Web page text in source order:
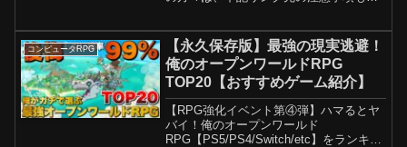
コンピュータRPG
【永久保存版】最強の現実逃避！
俺のオープンワールドRPG
TOP20【おすすめゲーム紹介】
【RPG強化イベント第④弾】ハマるとヤ
バイ！俺のオープンワールド
RPG【PS5/PS4/Switch/etc】をランキン